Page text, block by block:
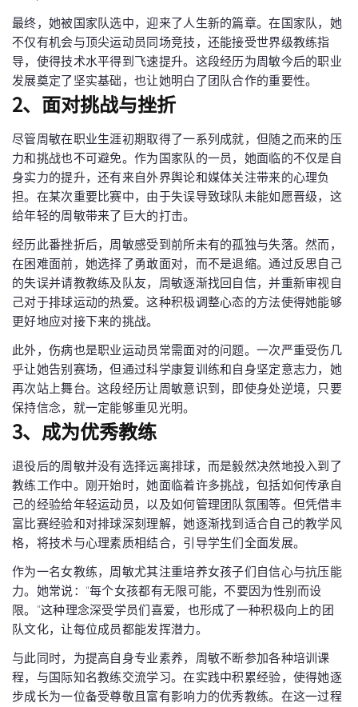
最终，她被国家队选中，迎来了人生新的篇章。在国家队，她
不仅有机会与顶尖运动员同场竞技，还能接受世界级教练指
导，使得技术水平得到飞速提升。这段经历为周敏今后的职业
发展奠定了坚实基础，也让她明白了团队合作的重要性。
2、面对挑战与挫折
尽管周敏在职业生涯初期取得了一系列成就，但随之而来的压
力和挑战也不可避免。作为国家队的一员，她面临的不仅是自
身实力的提升，还有来自外界舆论和媒体关注带来的心理负
担。在某次重要比赛中，由于失误导致球队未能如愿晋级，这
给年轻的周敏带来了巨大的打击。
经历此番挫折后，周敏感受到前所未有的孤独与失落。然而，
在困难面前，她选择了勇敢面对，而不是退缩。通过反思自己
的失误并请教教练及队友，周敏逐渐找回自信，并重新审视自
己对于排球运动的热爱。这种积极调整心态的方法使得她能够
更好地应对接下来的挑战。
此外，伤病也是职业运动员常需面对的问题。一次严重受伤几
乎让她告别赛场，但通过科学康复训练和自身坚定意志力，她
再次站上舞台。这段经历让周敏意识到，即使身处逆境，只要
保持信念，就一定能够重见光明。
3、成为优秀教练
退役后的周敏并没有选择远离排球，而是毅然决然地投入到了
教练工作中。刚开始时，她面临着许多挑战，包括如何传承自
己的经验给年轻运动员，以及如何管理团队氛围等。但凭借丰
富比赛经验和对排球深刻理解，她逐渐找到适合自己的教学风
格，将技术与心理素质相结合，引导学生们全面发展。
作为一名女教练，周敏尤其注重培养女孩子们自信心与抗压能
力。她常说：“每个女孩都有无限可能，不要因为性别而设
限。”这种理念深受学员们喜爱，也形成了一种积极向上的团
队文化，让每位成员都能发挥潜力。
与此同时，为提高自身专业素养，周敏不断参加各种培训课
程，与国际知名教练交流学习。在实践中积累经验，使得她逐
步成长为一位备受尊敬且富有影响力的优秀教练。在这一过程